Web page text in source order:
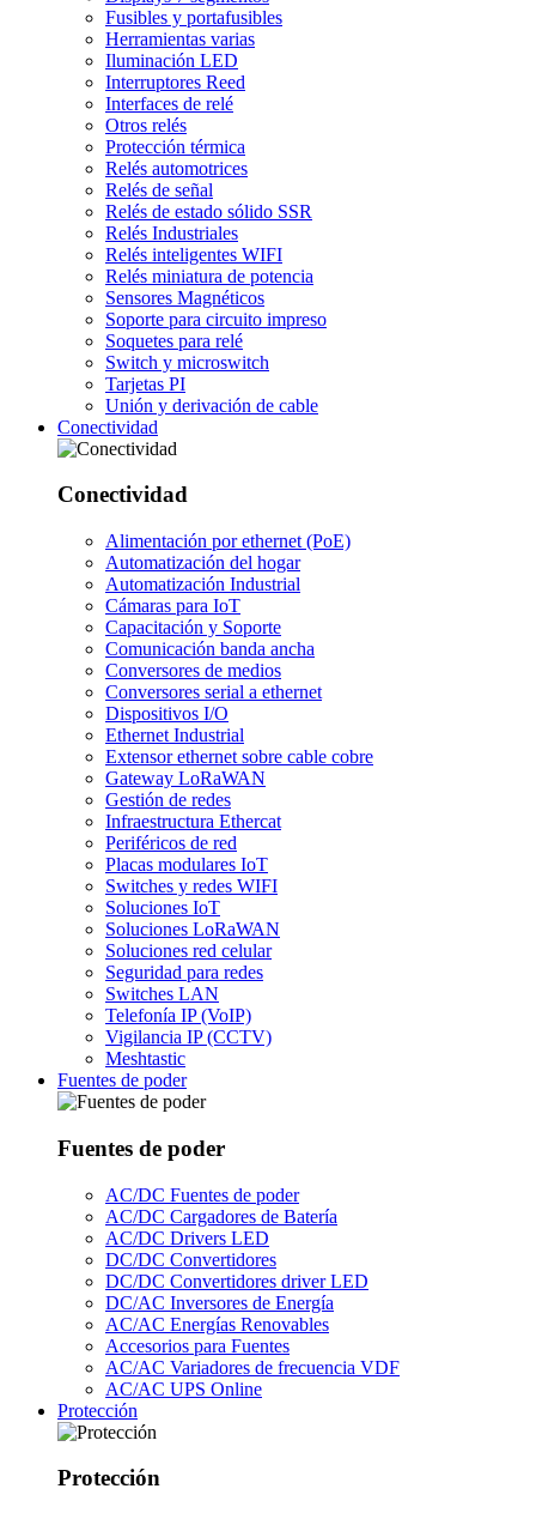
Fusibles y portafusibles
Herramientas varias
Iluminación LED
Interruptores Reed
Interfaces de relé
Otros relés
Protección térmica
Relés automotrices
Relés de señal
Relés de estado sólido SSR
Relés Industriales
Relés inteligentes WIFI
Relés miniatura de potencia
Sensores Magnéticos
Soporte para circuito impreso
Soquetes para relé
Switch y microswitch
Tarjetas PI
Unión y derivación de cable
Conectividad
Conectividad
Alimentación por ethernet (PoE)
Automatización del hogar
Automatización Industrial
Cámaras para IoT
Capacitación y Soporte
Comunicación banda ancha
Conversores de medios
Conversores serial a ethernet
Dispositivos I/O
Ethernet Industrial
Extensor ethernet sobre cable cobre
Gateway LoRaWAN
Gestión de redes
Infraestructura Ethercat
Periféricos de red
Placas modulares IoT
Switches y redes WIFI
Soluciones IoT
Soluciones LoRaWAN
Soluciones red celular
Seguridad para redes
Switches LAN
Telefonía IP (VoIP)
Vigilancia IP (CCTV)
Meshtastic
Fuentes de poder
Fuentes de poder
AC/DC Fuentes de poder
AC/DC Cargadores de Batería
AC/DC Drivers LED
DC/DC Convertidores
DC/DC Convertidores driver LED
DC/AC Inversores de Energía
AC/AC Energías Renovables
Accesorios para Fuentes
AC/AC Variadores de frecuencia VDF
AC/AC UPS Online
Protección
Protección